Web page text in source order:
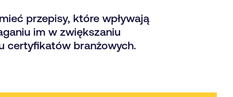
przepisy, które wpływają
im w zwiększaniu
certyfikatów branżowych.